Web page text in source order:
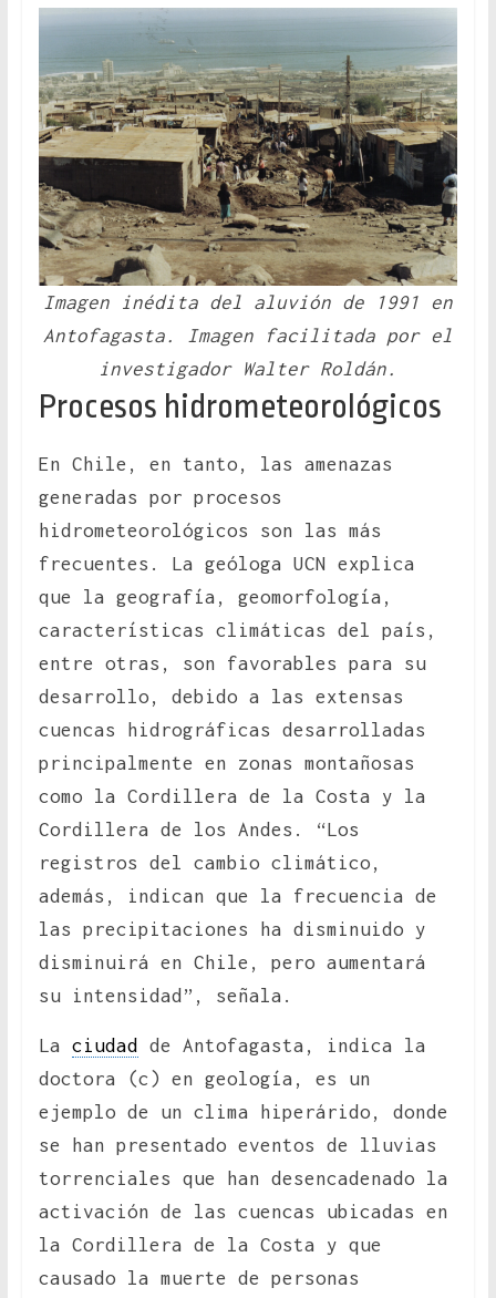
Imagen inédita del aluvión de 1991 en
Antofagasta. Imagen facilitada por el
investigador Walter Roldán.
Procesos hidrometeorológicos
En Chile, en tanto, las amenazas
generadas por procesos
hidrometeorológicos son las más
frecuentes. La geóloga UCN explica
que la geografía, geomorfología,
características climáticas del país,
entre otras, son favorables para su
desarrollo, debido a las extensas
cuencas hidrográficas desarrolladas
principalmente en zonas montañosas
como la Cordillera de la Costa y la
Cordillera de los Andes. “Los
registros del cambio climático,
además, indican que la frecuencia de
las precipitaciones ha disminuido y
disminuirá en Chile, pero aumentará
su intensidad”, señala.
La ciudad
de Antofagasta, indica la
doctora (c) en geología, es un
ejemplo de un clima hiperárido, donde
se han presentado eventos de lluvias
torrenciales que han desencadenado la
activación de las cuencas ubicadas en
la Cordillera de la Costa y que
causado la muerte de personas